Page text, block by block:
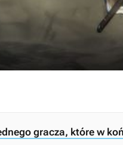
gracza, które w